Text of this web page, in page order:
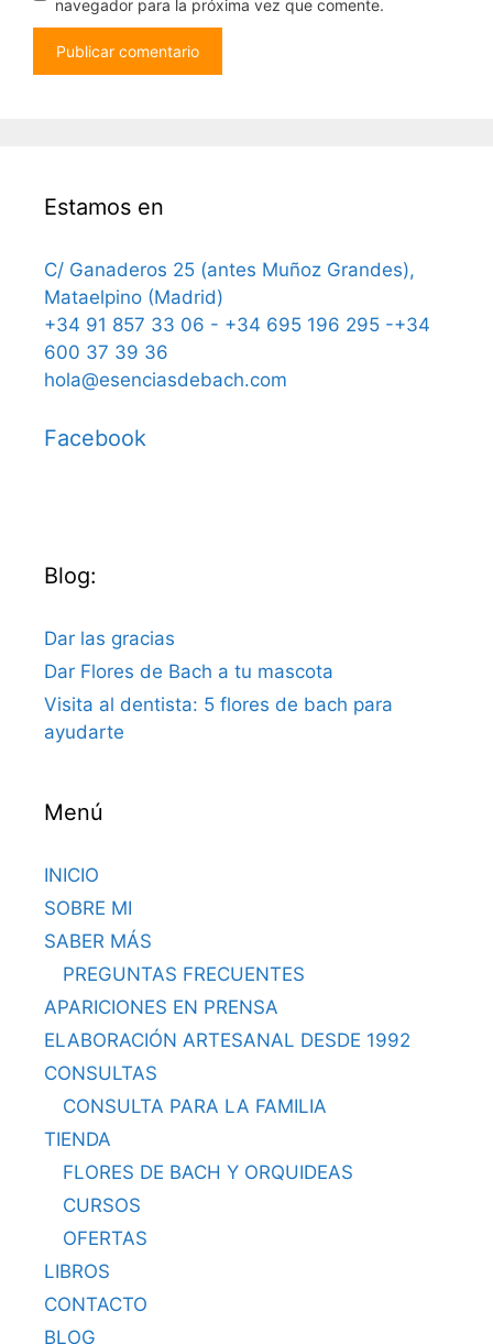
navegador para la próxima vez que comente.
Estamos en
C/ Ganaderos 25 (antes Muñoz Grandes),
Mataelpino (Madrid)
+34 91 857 33 06 - +34 695 196 295 -+34
600 37 39 36
hola@esenciasdebach.com
Facebook
Blog:
Dar las gracias
Dar Flores de Bach a tu mascota
Visita al dentista: 5 flores de bach para
ayudarte
Menú
INICIO
SOBRE MI
SABER MÁS
PREGUNTAS FRECUENTES
APARICIONES EN PRENSA
ELABORACIÓN ARTESANAL DESDE 1992
CONSULTAS
CONSULTA PARA LA FAMILIA
TIENDA
FLORES DE BACH Y ORQUIDEAS
CURSOS
OFERTAS
LIBROS
CONTACTO
BLOG